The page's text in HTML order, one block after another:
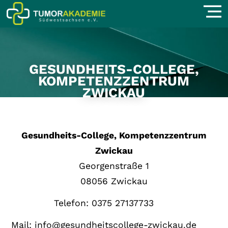
GESUNDHEITS-COLLEGE,
KOMPETENZZENTRUM
ZWICKAU
Gesundheits-College, Kompetenzzentrum
Zwickau
Georgenstraße 1
08056 Zwickau
Telefon: 0375 27137733
Mail: info@gesundheitscollege-zwickau.de